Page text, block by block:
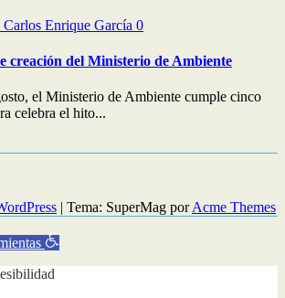
Carlos Enrique García 0
creación del Ministerio de Ambiente
el Ministerio de Ambiente cumple cinco
celebra el hito...
| Tema: SuperMag porAcme Themes